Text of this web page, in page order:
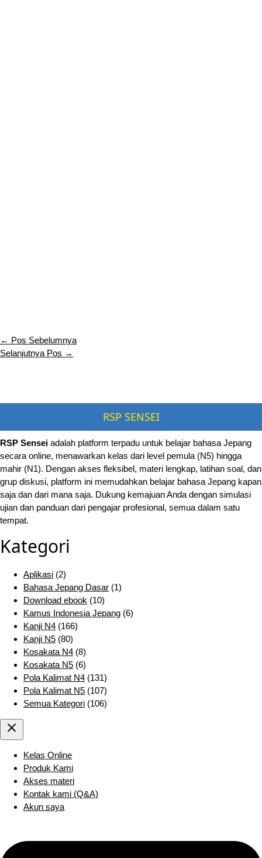
← Pos Sebelumnya
Selanjutnya Pos →
RSP SENSEI
RSP Sensei adalah platform terpadu untuk belajar bahasa Jepang
secara online, menawarkan kelas dari level pemula (N5) hingga
mahir (N1). Dengan akses fleksibel, materi lengkap, latihan soal, dan
grup diskusi, platform ini memudahkan belajar bahasa Jepang kapan
saja dan dari mana saja. Dukung kemajuan Anda dengan simulasi
ujian dan panduan dari pengajar profesional, semua dalam satu
tempat.
Kategori
Aplikasi (2)
Bahasa Jepang Dasar (1)
Download ebook (10)
Kamus Indonesia Jepang (6)
Kanji N4 (166)
Kanji N5 (80)
Kosakata N4 (8)
Kosakata N5 (6)
Pola Kalimat N4 (131)
Pola Kalimat N5 (107)
Semua Kategori (106)
Kelas Online
Produk Kami
Akses materi
Kontak kami (Q&A)
Akun saya